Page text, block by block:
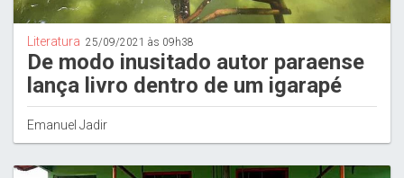
Literatura 25/09/2021 às 09h38
De modo inusitado autor paraense
lança livro dentro de um igarapé
Emanuel Jadir